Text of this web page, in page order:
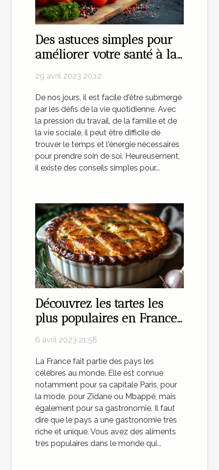
Des astuces simples pour
améliorer votre santé à la
maison
29 avril 2023 20:12
De nos jours, il est facile d'être submergé
par les défis de la vie quotidienne. Avec
la pression du travail, de la famille et de
la vie sociale, il peut être difficile de
trouver le temps et l'énergie nécessaires
pour prendre soin de soi. Heureusement,
il existe des conseils simples pour...
Découvrez les tartes les
plus populaires en France
6 avril 2023 21:58
La France fait partie des pays les
célèbres au monde. Elle est connue
notamment pour sa capitale Paris, pour
la mode, pour Zidane ou Mbappé, mais
également pour sa gastronomie. Il faut
dire que le pays a une gastronomie très
riche et unique. Vous avez des aliments
très populaires dans le monde qui...